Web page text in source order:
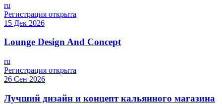
ru
Регистрация открыта
15 Дек 2026
Lounge Design And Concept
ru
Регистрация открыта
26 Сен 2026
Лучший дизайн и концепт кальянного магазина